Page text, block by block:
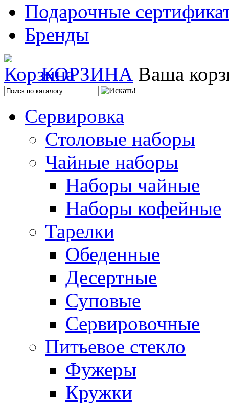
Подарочные
Бренды
КОРЗИНА Ваша
Сервировка
Столовые наборы
Чайные наборы
Наборы чайные
Наборы кофейные
Тарелки
Обеденные
Десертные
Суповые
Сервировочные
Питьевое стекло
Фужеры
Кружки